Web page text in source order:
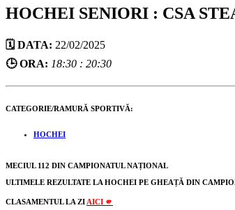
HOCHEI SENIORI : CSA
🗓️ DATA: 22/02/2025
🕒 ORA: 18:30 : 20:30
CATEGORIE/RAMURĂ SPORTIVĂ:
HOCHEI
MECIUL 112 DIN CAMPIONATUL NAȚIONAL
ULTIMELE REZULTATE LA HOCHEI PE GHEAȚĂ DIN
CLASAMENTUL LA ZI AICI 🫵